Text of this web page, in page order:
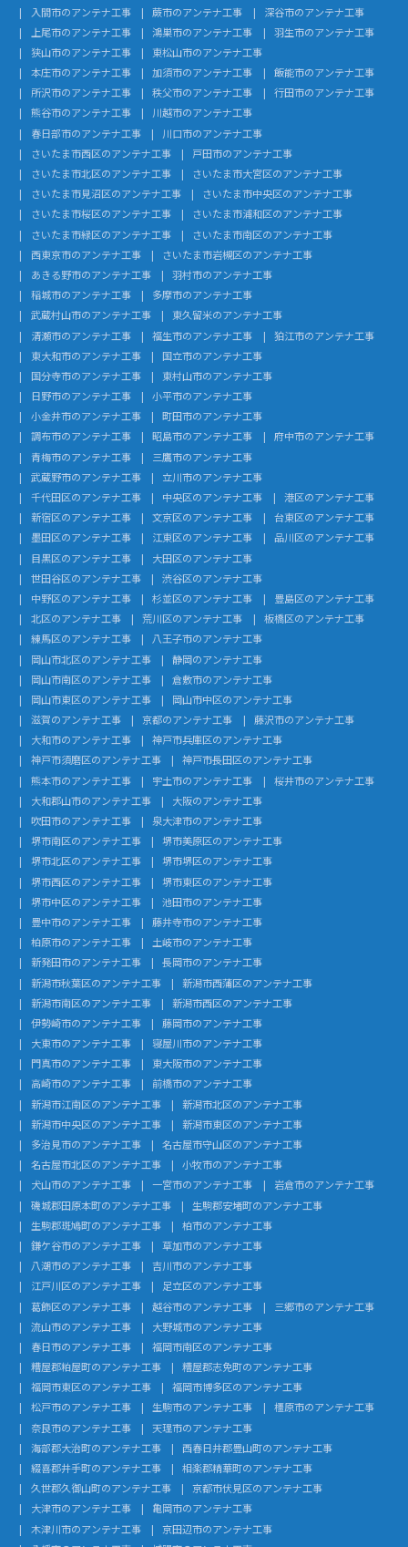
入間市のアンテナ工事
蕨市のアンテナ工事
深谷市のアンテナ工事
上尾市のアンテナ工事
鴻巣市のアンテナ工事
羽生市のアンテナ工事
狭山市のアンテナ工事
東松山市のアンテナ工事
本庄市のアンテナ工事
加須市のアンテナ工事
飯能市のアンテナ工事
所沢市のアンテナ工事
秩父市のアンテナ工事
行田市のアンテナ工事
熊谷市のアンテナ工事
川越市のアンテナ工事
春日部市のアンテナ工事
川口市のアンテナ工事
さいたま市西区のアンテナ工事
戸田市のアンテナ工事
さいたま市北区のアンテナ工事
さいたま市大宮区のアンテナ工事
さいたま市見沼区のアンテナ工事
さいたま市中央区のアンテナ工事
さいたま市桜区のアンテナ工事
さいたま市浦和区のアンテナ工事
さいたま市緑区のアンテナ工事
さいたま市南区のアンテナ工事
西東京市のアンテナ工事
さいたま市岩槻区のアンテナ工事
あきる野市のアンテナ工事
羽村市のアンテナ工事
稲城市のアンテナ工事
多摩市のアンテナ工事
武蔵村山市のアンテナ工事
東久留米のアンテナ工事
清瀬市のアンテナ工事
福生市のアンテナ工事
狛江市のアンテナ工事
東大和市のアンテナ工事
国立市のアンテナ工事
国分寺市のアンテナ工事
東村山市のアンテナ工事
日野市のアンテナ工事
小平市のアンテナ工事
小金井市のアンテナ工事
町田市のアンテナ工事
調布市のアンテナ工事
昭島市のアンテナ工事
府中市のアンテナ工事
青梅市のアンテナ工事
三鷹市のアンテナ工事
武蔵野市のアンテナ工事
立川市のアンテナ工事
千代田区のアンテナ工事
中央区のアンテナ工事
港区のアンテナ工事
新宿区のアンテナ工事
文京区のアンテナ工事
台東区のアンテナ工事
墨田区のアンテナ工事
江東区のアンテナ工事
品川区のアンテナ工事
目黒区のアンテナ工事
大田区のアンテナ工事
世田谷区のアンテナ工事
渋谷区のアンテナ工事
中野区のアンテナ工事
杉並区のアンテナ工事
豊島区のアンテナ工事
北区のアンテナ工事
荒川区のアンテナ工事
板橋区のアンテナ工事
練馬区のアンテナ工事
八王子市のアンテナ工事
岡山市北区のアンテナ工事
静岡のアンテナ工事
岡山市南区のアンテナ工事
倉敷市のアンテナ工事
岡山市東区のアンテナ工事
岡山市中区のアンテナ工事
滋賀のアンテナ工事
京都のアンテナ工事
藤沢市のアンテナ工事
大和市のアンテナ工事
神戸市兵庫区のアンテナ工事
神戸市須磨区のアンテナ工事
神戸市長田区のアンテナ工事
熊本市のアンテナ工事
宇土市のアンテナ工事
桜井市のアンテナ工事
大和郡山市のアンテナ工事
大阪のアンテナ工事
吹田市のアンテナ工事
泉大津市のアンテナ工事
堺市南区のアンテナ工事
堺市美原区のアンテナ工事
堺市北区のアンテナ工事
堺市堺区のアンテナ工事
堺市西区のアンテナ工事
堺市東区のアンテナ工事
堺市中区のアンテナ工事
池田市のアンテナ工事
豊中市のアンテナ工事
藤井寺市のアンテナ工事
柏原市のアンテナ工事
土岐市のアンテナ工事
新発田市のアンテナ工事
長岡市のアンテナ工事
新潟市秋葉区のアンテナ工事
新潟市西蒲区のアンテナ工事
新潟市南区のアンテナ工事
新潟市西区のアンテナ工事
伊勢崎市のアンテナ工事
藤岡市のアンテナ工事
大東市のアンテナ工事
寝屋川市のアンテナ工事
門真市のアンテナ工事
東大阪市のアンテナ工事
高崎市のアンテナ工事
前橋市のアンテナ工事
新潟市江南区のアンテナ工事
新潟市北区のアンテナ工事
新潟市中央区のアンテナ工事
新潟市東区のアンテナ工事
多治見市のアンテナ工事
名古屋市守山区のアンテナ工事
名古屋市北区のアンテナ工事
小牧市のアンテナ工事
犬山市のアンテナ工事
一宮市のアンテナ工事
岩倉市のアンテナ工事
磯城郡田原本町のアンテナ工事
生駒郡安堵町のアンテナ工事
生駒郡斑鳩町のアンテナ工事
柏市のアンテナ工事
鎌ケ谷市のアンテナ工事
草加市のアンテナ工事
八潮市のアンテナ工事
吉川市のアンテナ工事
江戸川区のアンテナ工事
足立区のアンテナ工事
葛飾区のアンテナ工事
越谷市のアンテナ工事
三郷市のアンテナ工事
流山市のアンテナ工事
大野城市のアンテナ工事
春日市のアンテナ工事
福岡市南区のアンテナ工事
糟屋郡粕屋町のアンテナ工事
糟屋郡志免町のアンテナ工事
福岡市東区のアンテナ工事
福岡市博多区のアンテナ工事
松戸市のアンテナ工事
生駒市のアンテナ工事
橿原市のアンテナ工事
奈良市のアンテナ工事
天理市のアンテナ工事
海部郡大治町のアンテナ工事
西春日井郡豊山町のアンテナ工事
綴喜郡井手町のアンテナ工事
相楽郡精華町のアンテナ工事
久世郡久御山町のアンテナ工事
京都市伏見区のアンテナ工事
大津市のアンテナ工事
亀岡市のアンテナ工事
木津川市のアンテナ工事
京田辺市のアンテナ工事